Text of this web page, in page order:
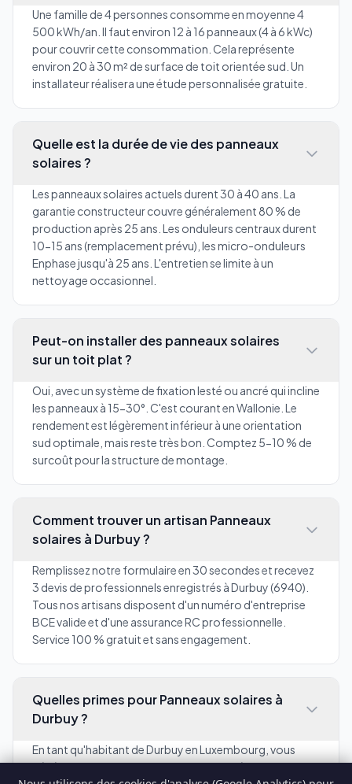
Une famille de 4 personnes consomme en moyenne 4
500 kWh/an. Il faut environ 12 à 16 panneaux (4 à 6 kWc)
pour couvrir cette consommation. Cela représente
environ 20 à 30 m² de surface de toit orientée sud. Un
installateur réalisera une étude personnalisée gratuite.
Quelle est la durée de vie des panneaux
solaires ?
Les panneaux solaires actuels durent 30 à 40 ans. La
garantie constructeur couvre généralement 80 % de
production après 25 ans. Les onduleurs centraux durent
10-15 ans (remplacement prévu), les micro-onduleurs
Enphase jusqu'à 25 ans. L'entretien se limite à un
nettoyage occasionnel.
Peut-on installer des panneaux solaires
sur un toit plat ?
Oui, avec un système de fixation lesté ou ancré qui incline
les panneaux à 15-30°. C'est courant en Wallonie. Le
rendement est légèrement inférieur à une orientation
sud optimale, mais reste très bon. Comptez 5-10 % de
surcoût pour la structure de montage.
Comment trouver un artisan Panneaux
solaires à Durbuy ?
Remplissez notre formulaire en 30 secondes et recevez
3 devis de professionnels enregistrés à Durbuy (6940).
Tous nos artisans disposent d'un numéro d'entreprise
BCE valide et d'une assurance RC professionnelle.
Service 100 % gratuit et sans engagement.
Quelles primes pour Panneaux solaires à
Durbuy ?
En tant qu'habitant de Durbuy en Luxembourg, vous
bénéficiez des primes wallonnes pour la rénovation. Le